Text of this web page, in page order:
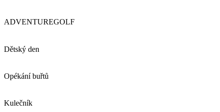
ADVENTUREGOLF
Dětský den
Opékání buřtů
Kulečník